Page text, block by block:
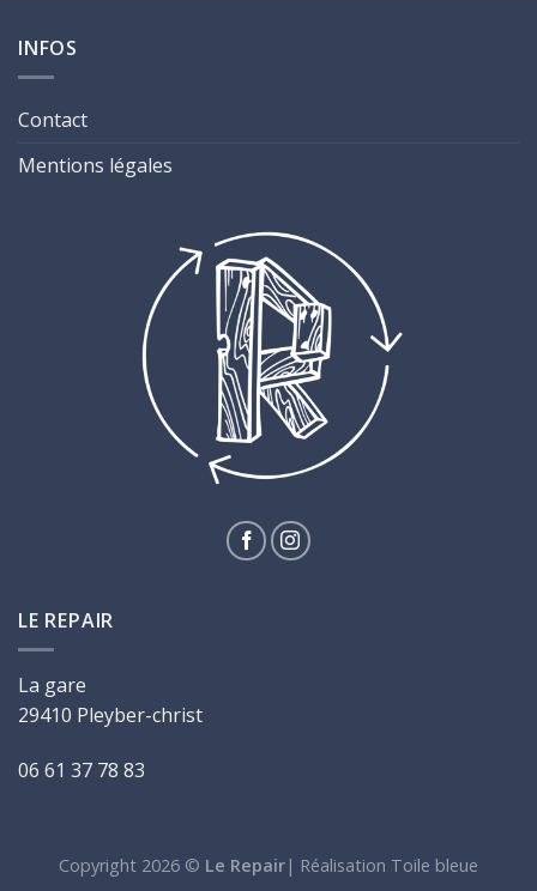
INFOS
Contact
Mentions légales
LE REPAIR
La gare
29410 Pleyber-christ
06 61 37 78 83
Copyright 2026 © Le Repair | Réalisation Toile bleue